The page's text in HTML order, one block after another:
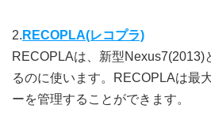
2. RECOPLA(レコプラ)
RECOPLAは、新型Nexus7(2013)
るのに使います。RECOPLAは最
ーを管理することができます。